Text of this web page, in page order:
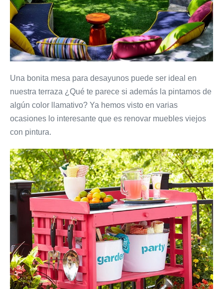
Una bonita mesa para desayunos puede ser ideal en
nuestra terraza ¿Qué te parece si además la pintamos de
algún color llamativo? Ya hemos visto en varias
ocasiones lo interesante que es renovar muebles viejos
con pintura.